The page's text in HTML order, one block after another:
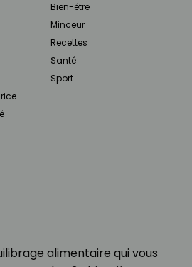
alimentaire qui vous
Bien-être
Minceur
Recettes
Santé
Sport